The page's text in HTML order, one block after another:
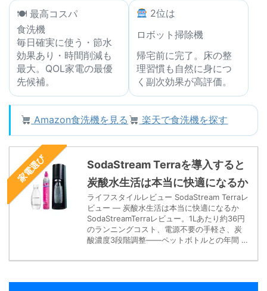
🍽 最高コスパ
食洗機
毎日確実に使う・節水
効果あり・時間削減も
最大。QOL家電の最優
先候補。
2位は
ロボット掃除機
帰宅前に完了。床の整
理習慣も自然に身につ
く副次効果が高評価。
Amazon食洗機を見る 楽天で食洗機を探す
家電選び
SodaStream Terraを導入すると
炭酸水生活は本当に快適になるか
ライフスタイルレビュー SodaStream Terraレ
ビュー — 炭酸水生活は本当に快適になるか
SodaStreamTerraレビュー。1Lあたり約36円
のランニングコスト、電源不要の手軽さ、炭
酸濃度3段階調整——ペットボトルとの年間 …